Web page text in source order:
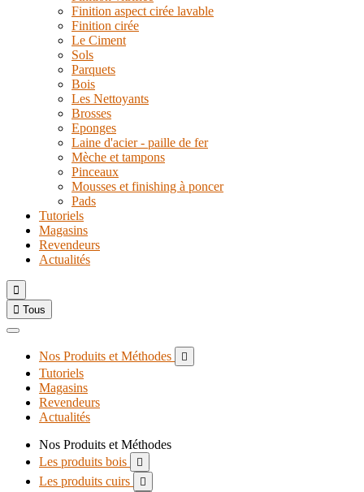
Finition aspect cirée lavable
Finition cirée
Le Ciment
Sols
Parquets
Bois
Les Nettoyants
Brosses
Eponges
Laine d'acier - paille de fer
Mèche et tampons
Pinceaux
Mousses et finishing à poncer
Pads
Tutoriels
Magasins
Revendeurs
Actualités

 Tous
Nos Produits et Méthodes 
Tutoriels
Magasins
Revendeurs
Actualités
Nos Produits et Méthodes
Les produits bois

Les produits cuirs 